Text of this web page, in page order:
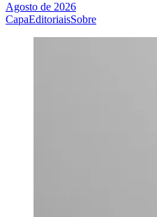
Agosto de 2026
CapaEditoriaisSobre